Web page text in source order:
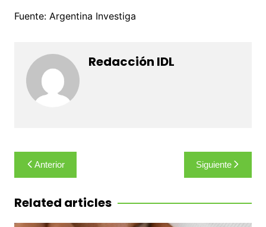
Fuente: Argentina Investiga
Redacción IDL
Navegación
de
entradas
Anterior Siguiente
Related articles